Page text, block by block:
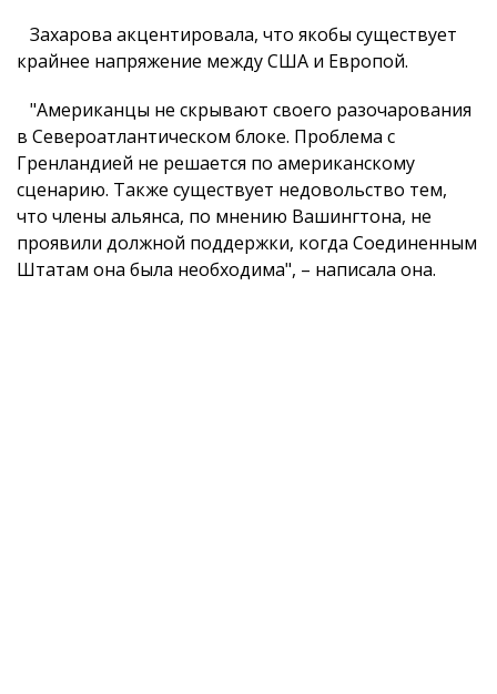
Захарова акцентировала, что якобы существует
крайнее напряжение между США и Европой.
"Американцы не скрывают своего разочарования
в Североатлантическом блоке. Проблема с
Гренландией не решается по американскому
сценарию. Также существует недовольство тем,
что члены альянса, по мнению Вашингтона, не
проявили должной поддержки, когда Соединенным
Штатам она была необходима", – написала она.